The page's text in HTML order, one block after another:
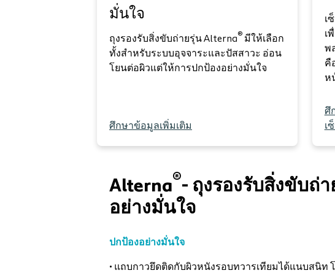
มั่นใจ
ถุงรองรับสิ่งขับถ่ายรุ่น Alterna® มีให้เลือก
ทั้งสำหรับระบบอุจจาระและปัสสาวะ อ่อน
โยนต่อผิวแต่ให้การปกป้องอย่างมั่นใจ
ศึกษาข้อมูลเพิ่มเติม
เ
เ
พ
คื
ห
ศึ
เ
Alterna®- ถุงรองรับสิ่งขับถ่
อย่างมั่นใจ
ปกป้องอย่างมั่นใจ
• แถบกาวยึดติดกับผิวหนังรอบทวารเทียมได้แนบสนิท